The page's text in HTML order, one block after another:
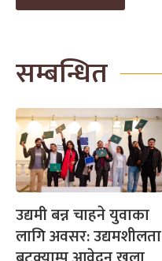
सम्बन्धित
उद्यमी बन्न चाहने युवाका
लागि अवसर: उद्यमशीलता